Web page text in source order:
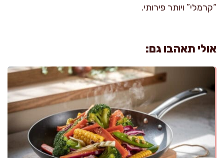
“קרמלי” ויותר פירותי.
אולי תאהבו גם: